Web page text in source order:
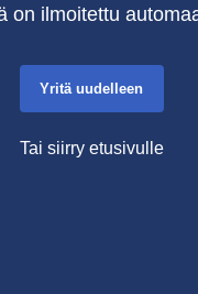
on ilmoitettu
Yritä uudelleen
Tai siirry etusivulle